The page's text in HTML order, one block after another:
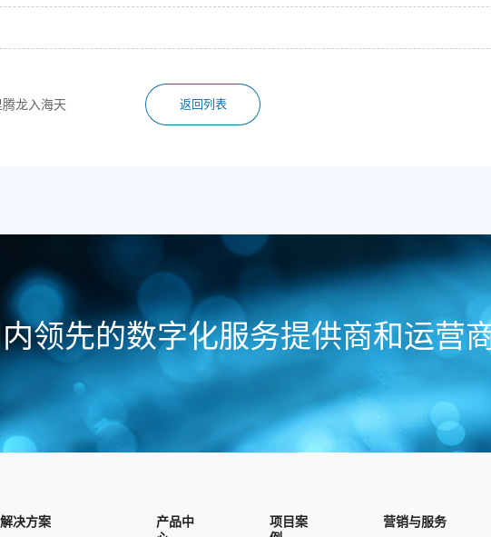
龙入海天 返回列表
领先的数字化服务提供商和运营
解决方案
产品中
项目案
营销与服务